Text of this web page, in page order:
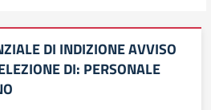
DI INDIZIONE AVVISO
DI: PERSONALE